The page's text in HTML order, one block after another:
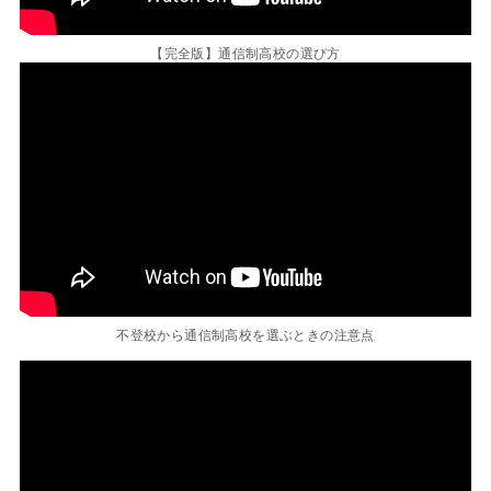
【完全版】通信制高校の選び方
不登校から通信制高校を選ぶときの注意点